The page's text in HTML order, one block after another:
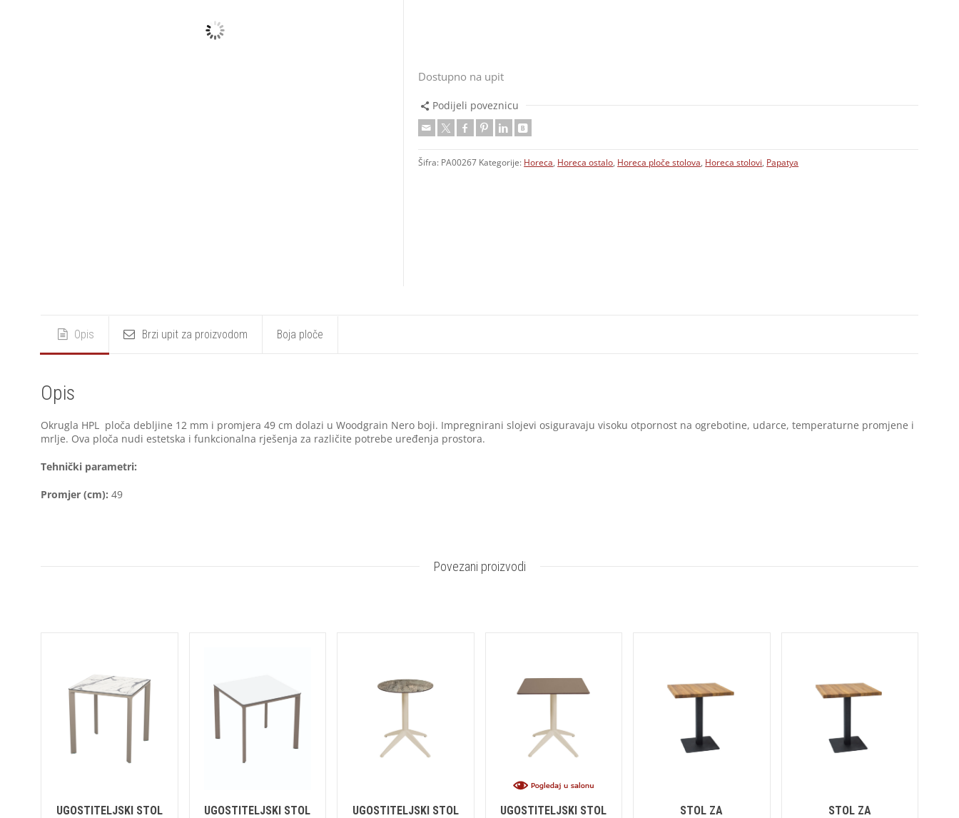
Dostupno na upit
Podijeli poveznicu
Šifra: PA00267 Kategorije: Horeca Horeca ostalo Horeca ploče stolova Horeca stolovi Papatya
Opis Brzi upit za proizvodom Boja ploče
Opis
Okrugla HPL ploča debljine 12 mm i promjera 49 cm dolazi u Woodgrain Nero boji. Impregnirani slojevi osiguravaju visoku otpornost na ogrebotine, udarce, temperaturne promjene i
mrlje. Ova ploča nudi estetska i funkcionalna rješenja za različite potrebe uređenja prostora.
Tehnički parametri:
Promjer (cm): 49
Povezani proizvodi
UGOSTITELJSKI STOL
UGOSTITELJSKI STOL
UGOSTITELJSKI STOL
UGOSTITELJSKI STOL
STOL ZA
STOL ZA